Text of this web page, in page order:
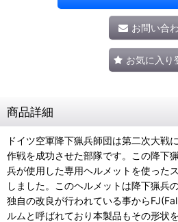
お問い合
お気に入り
商品詳細
ドイツ空軍降下猟兵師団は第二次大戦
作戦を成功させた部隊です。この降下猟
兵が使用した専用ヘルメットを使った
しました。このヘルメットは降下猟兵
独自の改良が行われている事から
ルムと呼ばれており本製品もその形状を